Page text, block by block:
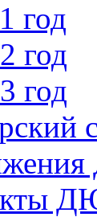
год
год
год